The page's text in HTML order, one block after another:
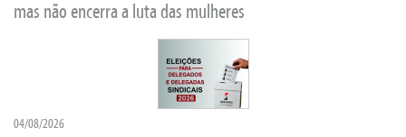
mas não encerra a luta das mulheres
04/08/2026